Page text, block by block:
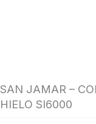
SAN JAMAR –
HIELO SI6000